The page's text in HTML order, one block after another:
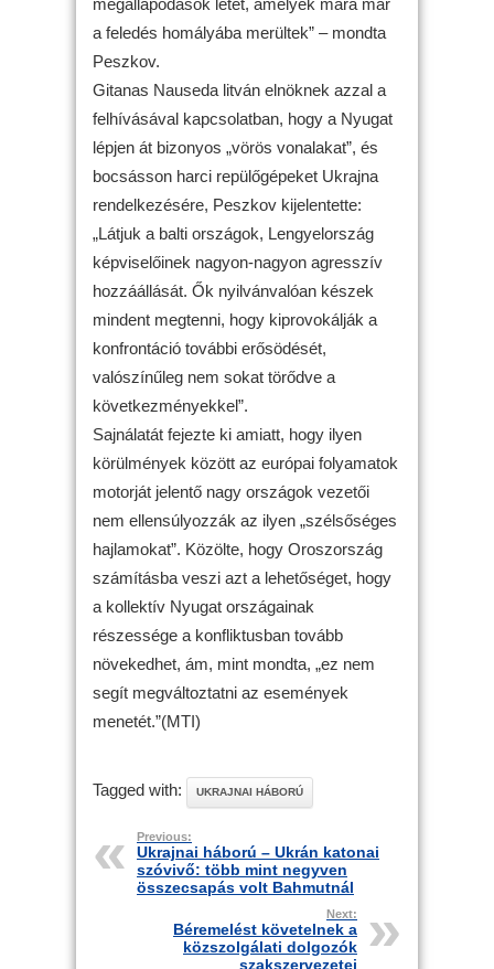
a feledés homályába merültek” – mondta
Peszkov.
Gitanas Nauseda litván elnöknek azzal a
felhívásával kapcsolatban, hogy a Nyugat
lépjen át bizonyos „vörös vonalakat”, és
bocsásson harci repülőgépeket Ukrajna
rendelkezésére, Peszkov kijelentette:
„Látjuk a balti országok, Lengyelország
képviselőinek nagyon-nagyon agresszív
hozzáállását. Ők nyilvánvalóan készek
mindent megtenni, hogy kiprovokálják a
konfrontáció további erősödését,
valószínűleg nem sokat törődve a
következményekkel”.
Sajnálatát fejezte ki amiatt, hogy ilyen
körülmények között az európai folyamatok
motorját jelentő nagy országok vezetői
nem ellensúlyozzák az ilyen „szélsőséges
hajlamokat”. Közölte, hogy Oroszország
számításba veszi azt a lehetőséget, hogy
a kollektív Nyugat országainak
részessége a konfliktusban tovább
növekedhet, ám, mint mondta, „ez nem
segít megváltoztatni az események
menetét.”(MTI)
Tagged with: UKRAJNAI HÁBORÚ
Previous:
Ukrajnai háború – Ukrán katonai
szóvivő: több mint negyven
összecsapás volt Bahmutnál
Next:
Béremelést követelnek a
közszolgálati dolgozók
szakszervezetei